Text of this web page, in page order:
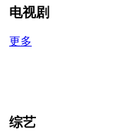
电视剧
更多
综艺